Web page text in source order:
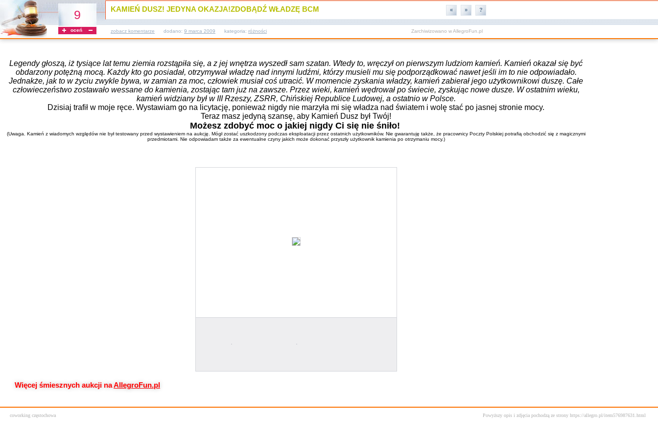
Legendy głoszą, iż tysiące lat temu ziemia rozstąpiła się, a z jej wnętrza wyszedł sam szatan. Wtedy to, wręczył on pierwszym ludziom kamień. Kamień okazał się być
obdarzony potężną mocą. Każdy kto go posiadał, otrzymywał władzę nad innymi ludźmi, którzy musieli mu się podporządkować nawet jeśli im to nie odpowiadało.
Jednakże, jak to w życiu zwykle bywa, w zamian za moc, człowiek musiał coś utracić. W momencie zyskania władzy, kamień zabierał jego użytkownikowi duszę. Całe
człowieczeństwo zostawało wessane do kamienia, zostając tam już na zawsze. Przez wieki, kamień wędrował po świecie, zyskując nowe dusze. W ostatnim wieku,
kamień widziany był w III Rzeszy, ZSRR, Chińskiej Republice Ludowej, a ostatnio w Polsce.
Dzisiaj trafił w moje ręce. Wystawiam go na licytację, ponieważ nigdy nie marzyła mi się władza nad światem i wolę stać po jasnej stronie mocy.
Teraz masz jedyną szansę, aby Kamień Dusz był Twój!
Możesz zdobyć moc o jakiej nigdy Ci się nie śniło!
(Uwaga. Kamień z wiadomych względów nie był testowany przed wystawieniem na aukcję. Mógł zostać uszkodzony podczas eksploatacji przez ostatnich użytkowników. Nie gwarantuję także, że pracownicy Poczty Polskiej potrafią obchodzić się z magicznymi
przedmiotami. Nie odpowiadam także za ewentualne czyny jakich może dokonać przyszły użytkownik kamienia po otrzymaniu mocy.)
Więcej śmiesznych aukcji naAllegroFun.pl
9
oceń
KAMIEŃ DUSZ! JEDYNA OKAZJA!ZDOBĄDŹ WŁADZĘ BCM ?
»
«
zobacz komentarze dodano: 9 marca 2009 kategoria: różności Zarchiwizowano wAllegroFun.pl
Powyższy opis i zdjęcia pochodzą ze strony https://allegro.pl/item576987631.html
coworking częstochowa